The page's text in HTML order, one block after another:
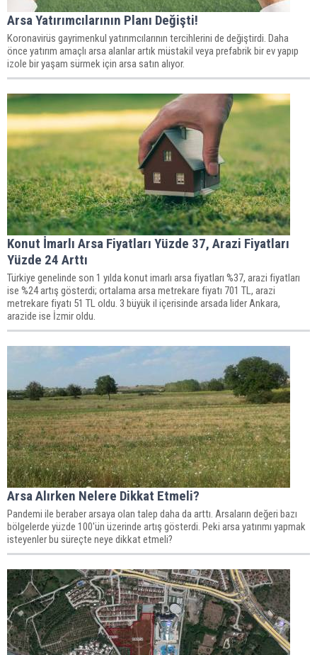
Arsa Yatırımcılarının Planı Değişti!
Koronavirüs gayrimenkul yatırımcılarının tercihlerini de değiştirdi. Daha
önce yatırım amaçlı arsa alanlar artık müstakil veya prefabrik bir ev yapıp
izole bir yaşam sürmek için arsa satın alıyor.
Konut İmarlı Arsa Fiyatları Yüzde 37, Arazi Fiyatları
Yüzde 24 Arttı
Türkiye genelinde son 1 yılda konut imarlı arsa fiyatları %37, arazi fiyatları
ise %24 artış gösterdi; ortalama arsa metrekare fiyatı 701 TL, arazi
metrekare fiyatı 51 TL oldu. 3 büyük il içerisinde arsada lider Ankara,
arazide ise İzmir oldu.
Arsa Alırken Nelere Dikkat Etmeli?
Pandemi ile beraber arsaya olan talep daha da arttı. Arsaların değeri bazı
bölgelerde yüzde 100'ün üzerinde artış gösterdi. Peki arsa yatırımı yapmak
isteyenler bu süreçte neye dikkat etmeli?